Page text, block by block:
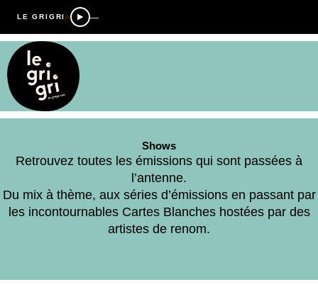
LE GRIGRI —
Shows
Retrouvez toutes les émissions qui sont passées à
l’antenne.
Du mix à thème, aux séries d’émissions en passant par
les incontournables Cartes Blanches hostées par des
artistes de renom.